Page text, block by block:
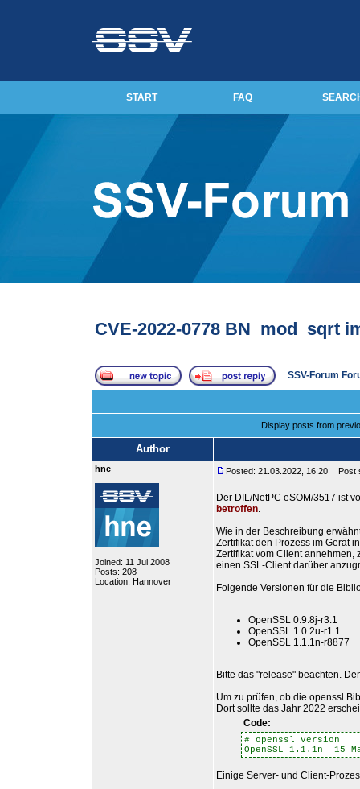
START FAQ
CVE-2022-0778 BN_mod_sqrt
SSV-Forum
Display posts from
Author
hne
Joined: 11 Jul 2008
Posts: 208
Location: Hannover
Posted: 21.03.2022, 16:20 Post
Der DIL/NetPC eSOM/3517 ist
betroffen.
Wie in der Beschreibung
Zertifikat den Prozess im Gerät
Zertifikat vom Client annehmen,
einen SSL-Client darüber
Folgende Versionen für die
OpenSSL 0.9.8j-r3.1
OpenSSL 1.0.2u-r1.1
OpenSSL 1.1.1n-r8877
Bitte das "release" beachten.
Um zu prüfen, ob die openssl
Dort sollte das Jahr 2022
Code:
# openssl version
OpenSSL 1.1.1n 15
Einige Server- und Client-